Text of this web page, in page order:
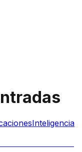
Inteligencia